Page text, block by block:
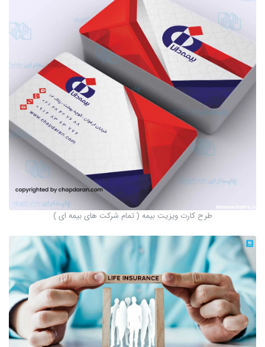
طرح کارت ویزیت بیمه ( تمام شرکت های بیمه ای )